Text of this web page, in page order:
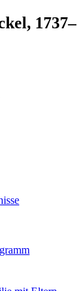
, 1737–